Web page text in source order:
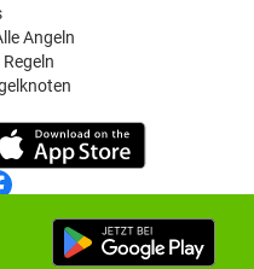
Angeln